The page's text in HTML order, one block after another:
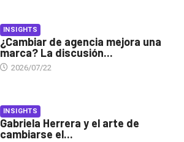
INSIGHTS
¿Cambiar de agencia mejora una
marca? La discusión...
2026/07/22
INSIGHTS
Gabriela Herrera y el arte de
cambiarse el...